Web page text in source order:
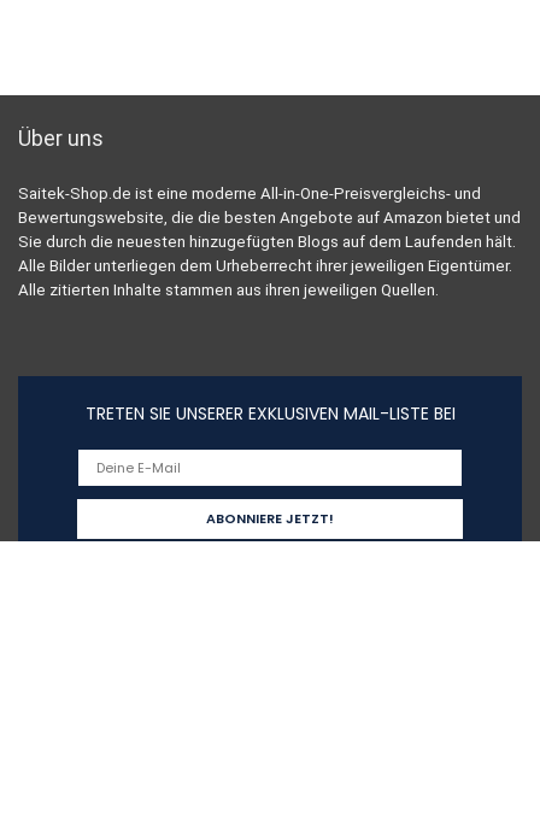
Über uns
Saitek-Shop.de ist eine moderne All-in-One-Preisvergleichs- und
Bewertungswebsite, die die besten Angebote auf Amazon bietet und
Sie durch die neuesten hinzugefügten Blogs auf dem Laufenden hält.
Alle Bilder unterliegen dem Urheberrecht ihrer jeweiligen Eigentümer.
Alle zitierten Inhalte stammen aus ihren jeweiligen Quellen.
TRETEN SIE UNSERER EXKLUSIVEN MAIL-LISTE BEI